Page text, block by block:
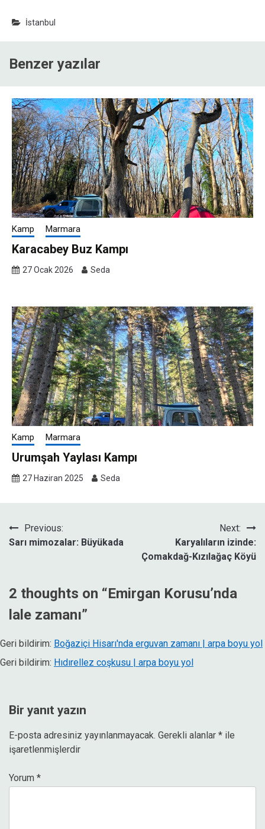
İstanbul
Benzer yazılar
Kamp Marmara
Karacabey Buz Kampı
27 Ocak 2026 Seda
Kamp Marmara
Urumşah Yaylası Kampı
27 Haziran 2025 Seda
YazıPrevious:
Sarı mimozalar: Büyükada
Next:
Karyalıların izinde:
Çomakdağ-Kızılağaç Köyü
2 thoughts on “Emirgan Korusu’nda
lale zamanı”
Geri bildirim: Boğaziçi Hisarı'nda erguvan zamanı | arpa boyu yol
Geri bildirim: Hıdırellez coşkusu | arpa boyu yol
Bir yanıt yazın
E-posta adresiniz yayınlanmayacak. Gerekli alanlar * ile
işaretlenmişlerdir
Yorum *